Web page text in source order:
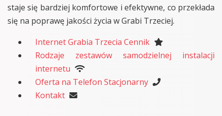
staje się bardziej komfortowe i efektywne, co przekłada
się na poprawę jakości życia w Grabi Trzeciej.
Internet Grabia Trzecia Cennik
Rodzaje zestawów samodzielnej instalacji
internetu
Oferta na Telefon Stacjonarny
Kontakt